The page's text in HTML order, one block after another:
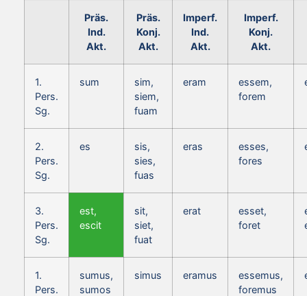
Präs.
Ind.
Akt.
Präs.
Konj.
Akt.
Imperf.
Ind.
Akt.
Imperf.
Konj.
Akt.
1.
Pers.
Sg.
sum
sim,
siem,
fuam
eram
essem,
forem
2.
Pers.
Sg.
es
sis,
sies,
fuas
eras
esses,
fores
3.
Pers.
Sg.
est,
escit
sit,
siet,
fuat
erat
esset,
foret
1.
Pers.
sumus,
sumos
simus eramus
essemus,
foremus